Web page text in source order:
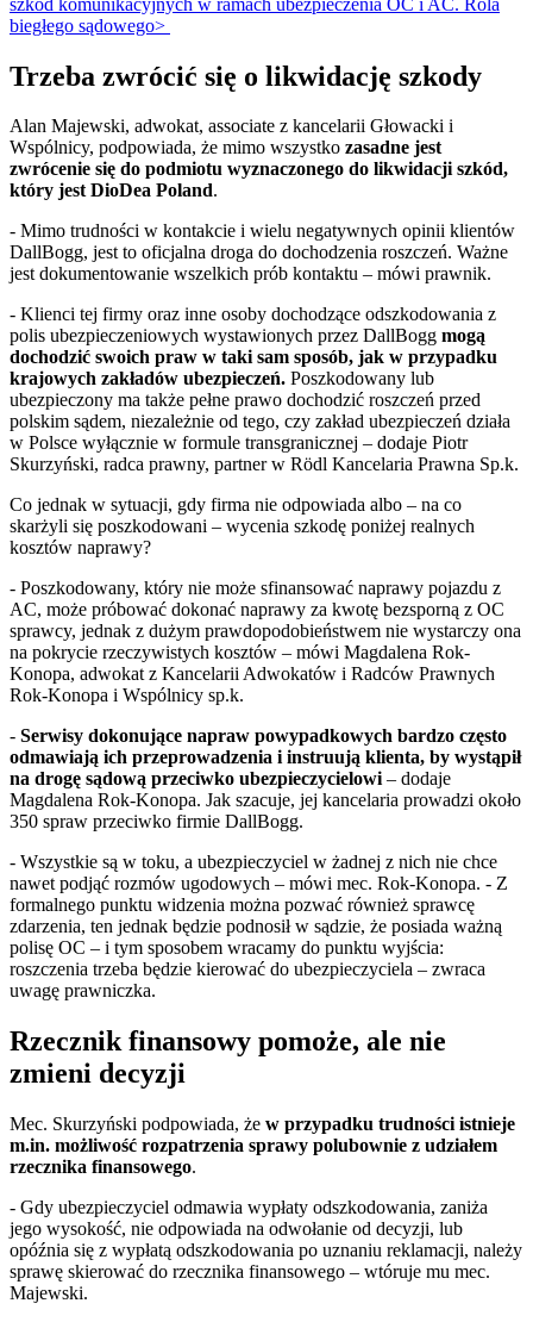
biegłego sądowego>
Trzeba zwrócić się o likwidację szkody
Alan Majewski, adwokat, associate z kancelarii Głowacki i
Wspólnicy, podpowiada, że mimo wszystko zasadne jest
zwrócenie się do podmiotu wyznaczonego do likwidacji szkód,
który jest DioDea Poland.
- Mimo trudności w kontakcie i wielu negatywnych opinii klientów
DallBogg, jest to oficjalna droga do dochodzenia roszczeń. Ważne
jest dokumentowanie wszelkich prób kontaktu – mówi prawnik.
- Klienci tej firmy oraz inne osoby dochodzące odszkodowania z
polis ubezpieczeniowych wystawionych przez DallBogg mogą
dochodzić swoich praw w taki sam sposób, jak w przypadku
krajowych zakładów ubezpieczeń. Poszkodowany lub
ubezpieczony ma także pełne prawo dochodzić roszczeń przed
polskim sądem, niezależnie od tego, czy zakład ubezpieczeń działa
w Polsce wyłącznie w formule transgranicznej – dodaje Piotr
Skurzyński, radca prawny, partner w Rödl Kancelaria Prawna Sp.k.
Co jednak w sytuacji, gdy firma nie odpowiada albo – na co
skarżyli się poszkodowani – wycenia szkodę poniżej realnych
kosztów naprawy?
- Poszkodowany, który nie może sfinansować naprawy pojazdu z
AC, może próbować dokonać naprawy za kwotę bezsporną z OC
sprawcy, jednak z dużym prawdopodobieństwem nie wystarczy ona
na pokrycie rzeczywistych kosztów – mówi Magdalena Rok-
Konopa, adwokat z Kancelarii Adwokatów i Radców Prawnych
Rok-Konopa i Wspólnicy sp.k.
- Serwisy dokonujące napraw powypadkowych bardzo często
odmawiają ich przeprowadzenia i instruują klienta, by wystąpił
na drogę sądową przeciwko ubezpieczycielowi– dodaje
Magdalena Rok-Konopa. Jak szacuje, jej kancelaria prowadzi około
350 spraw przeciwko firmie DallBogg.
- Wszystkie są w toku, a ubezpieczyciel w żadnej z nich nie chce
nawet podjąć rozmów ugodowych – mówi mec. Rok-Konopa. - Z
formalnego punktu widzenia można pozwać również sprawcę
zdarzenia, ten jednak będzie podnosił w sądzie, że posiada ważną
polisę OC – i tym sposobem wracamy do punktu wyjścia:
roszczenia trzeba będzie kierować do ubezpieczyciela – zwraca
uwagę prawniczka.
Rzecznik finansowy pomoże, ale nie
zmieni decyzji
Mec. Skurzyński podpowiada, że w przypadku trudności istnieje
m.in. możliwość rozpatrzenia sprawy polubownie z udziałem
rzecznika finansowego.
- Gdy ubezpieczyciel odmawia wypłaty odszkodowania, zaniża
jego wysokość, nie odpowiada na odwołanie od decyzji, lub
opóźnia się z wypłatą odszkodowania po uznaniu reklamacji, należy
sprawę skierować do rzecznika finansowego – wtóruje mu mec.
Majewski.